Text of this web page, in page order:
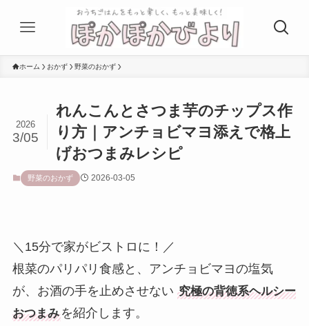
ホーム おかず 野菜のおかず
れんこんとさつま芋のチップス作
り方｜アンチョビマヨ添えで格上
げおつまみレシピ
2026
3/05
野菜のおかず 2026-03-05
＼15分で家がビストロに！／
根菜のパリパリ食感と、アンチョビマヨの塩気
が、お酒の手を止めさせない 究極の背徳系ヘルシー
おつまみを紹介します。